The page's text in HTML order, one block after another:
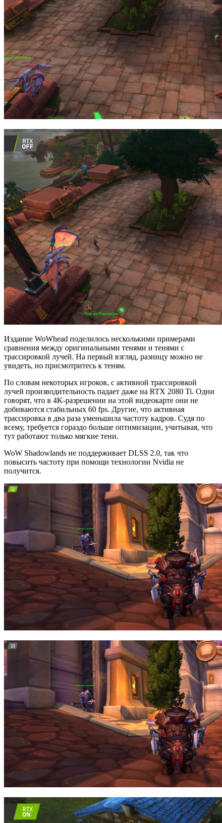
Издание WoWhead поделилось несколькими примерами
сравнения между оригинальными тенями и тенями с
трассировкой лучей. На первый взгляд, разницу можно не
увидеть, но присмотритесь к теням.
По словам некоторых игроков, с активной трассировкой
лучей производительность падает даже на RTX 2080 Ti. Одни
говорят, что в 4K-разрешении на этой видеокарте они не
добиваются стабильных 60 fps. Другие, что активная
трассировка в два раза уменьшила частоту кадров. Судя по
всему, требуется гораздо больше оптимизации, учитывая, что
тут работают только мягкие тени.
WoW Shadowlands не поддерживает DLSS 2.0, так что
повысить частоту при помощи технологии Nvidia не
получится.